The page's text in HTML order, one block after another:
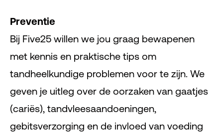
Preventie
Bij Five25 willen we jou graag bewapenen
met kennis en praktische tips om
tandheelkundige problemen voor te zijn. We
geven je uitleg over de oorzaken van gaatjes
(cariës), tandvleesaandoeningen,
gebitsverzorging en de invloed van voeding